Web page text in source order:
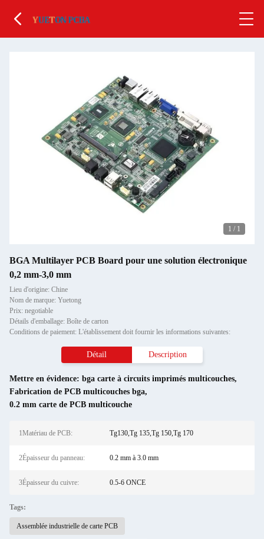
1 / 1
BGA Multilayer PCB Board pour une solution électronique
0,2 mm-3,0 mm
Lieu d'origine: Chine
Nom de marque: Yuetong
Prix: negotiable
Détails d'emballage: Boîte de carton
Conditions de paiement: L'établissement doit fournir les informations suivantes:
Détail Description
Mettre en évidence: bga carte à circuits imprimés multicouches,
Fabrication de PCB multicouches bga,
0.2 mm carte de PCB multicouche
1Matériau de PCB: Tg130,Tg 135,Tg 150,Tg 170
2Épaisseur du panneau: 0.2 mm à 3.0 mm
3Épaisseur du cuivre: 0.5-6 ONCE
Tags:
Assemblée industrielle de carte PCB